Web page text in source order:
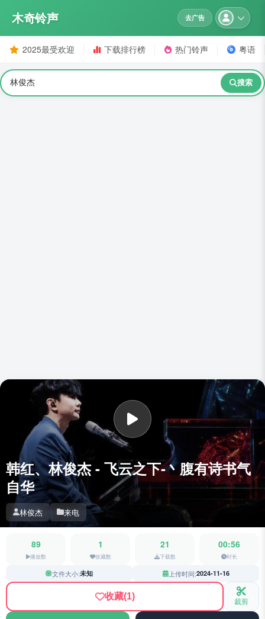
木奇铃声 去广告
2025最受欢迎 下载排行榜 热门铃声 粤语
搜索
韩红、林俊杰 - 飞云之下-丶腹有诗书气
自华
林俊杰 来电
89
播放数
1
收藏数
21
下载数
00:56
时长
文件大小:未知 上传时间:2024-11-16
收藏(1) 裁剪